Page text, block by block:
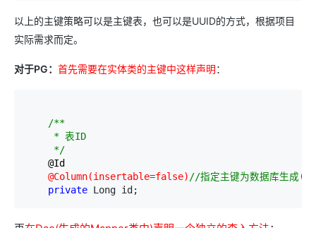
以上的主键策略可以是主键表，也可以是UUID的方式，根据项目
实际需求而定。
对于PG： 首先需要在实体类的主键中这样声明：
/**
     * 表ID
*/
    @Id
@Column(insertable=false) //指定主键为数据库生成(
private Long id;